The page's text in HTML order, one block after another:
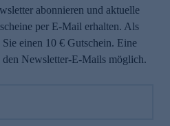
abonnieren und aktuelle
per E-Mail erhalten. Als
einen 10 € Gutschein. Eine
Newsletter-E-Mails möglich.